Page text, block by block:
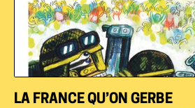
LA FRANCE QU’ON GERBE